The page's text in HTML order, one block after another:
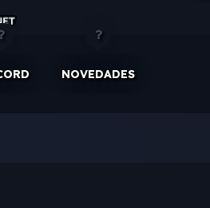
NOVEDADES